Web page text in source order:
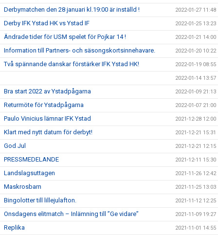
Derbymatchen den 28 januari kl.19:00 är inställd ! 2022-01-27 11:48
Derby IFK Ystad HK vs Ystad IF 2022-01-25 13:23
Ändrade tider för USM spelet för Pojkar 14 ! 2022-01-21 14:00
Information till Partners- och säsongskortsinnehavare. 2022-01-20 10:22
Två spännande danskar förstärker IFK Ystad HK! 2022-01-19 08:55
2022-01-14 13:57
Bra start 2022 av Ystadpågarna 2022-01-09 21:13
Returmöte för Ystadpågarna 2022-01-07 21:00
Paulo Vinicius lämnar IFK Ystad 2021-12-28 12:00
Klart med nytt datum för derbyt! 2021-12-21 15:31
God Jul 2021-12-21 12:15
PRESSMEDELANDE 2021-12-11 15:30
Landslagsuttagen 2021-11-26 12:42
Maskrosbarn 2021-11-25 13:03
Bingolotter till lillejulafton. 2021-11-12 12:25
Onsdagens elitmatch – Inlämning till ”Ge vidare” 2021-11-09 19:27
Replika 2021-11-01 14:55